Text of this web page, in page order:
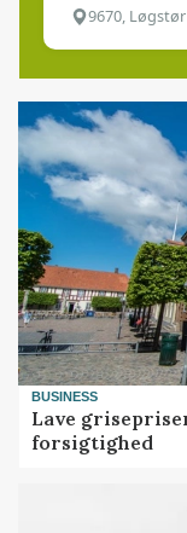
9670, Løgstør
BUSINESS
Lave
forsigtighed